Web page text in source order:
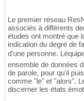
Le premier réseau
associés à différents
études ont montré que
indication du degré de
d'une personne.
ensemble de données
de parole, pour qu'il
comme "le" et "alors".
discerner les états